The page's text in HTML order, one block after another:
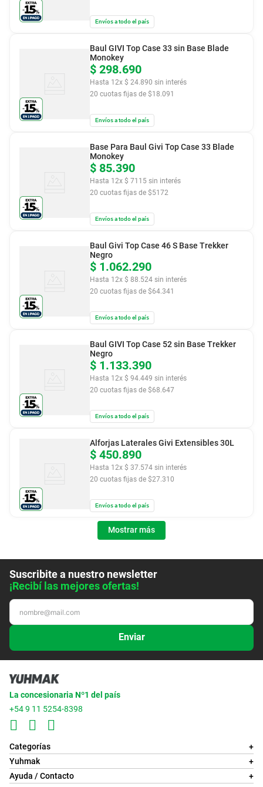
Envíos a todo el país
$ 298.690
Hasta 12x $ 24.890 sin interés
20 cuotas fijas de $18.091
Baul GIVI Top Case 33 sin Base Blade
Monokey
Envíos a todo el país
$ 85.390
Hasta 12x $ 7115 sin interés
20 cuotas fijas de $5172
Base Para Baul Givi Top Case 33 Blade
Monokey
Envíos a todo el país
$ 1.062.290
Hasta 12x $ 88.524 sin interés
20 cuotas fijas de $64.341
Baul Givi Top Case 46 S Base Trekker
Negro
Envíos a todo el país
$ 1.133.390
Hasta 12x $ 94.449 sin interés
20 cuotas fijas de $68.647
Baul GIVI Top Case 52 sin Base Trekker
Negro
Envíos a todo el país
$ 450.890
Hasta 12x $ 37.574 sin interés
20 cuotas fijas de $27.310
Alforjas Laterales Givi Extensibles 30L
Envíos a todo el país
Mostrar más
Suscribite a nuestro newsletter
¡Recibí las mejores ofertas!
Enviar
La concesionaria Nº1 del país
+54 9 11 5254-8398
Categorías
+
Yuhmak
+
Ayuda / Contacto
+